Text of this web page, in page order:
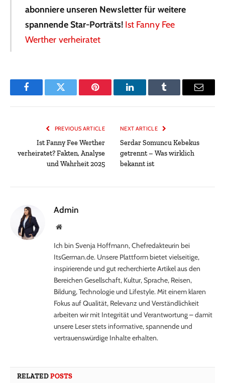
abonniere unseren Newsletter für weitere
spannende Star-Porträts! Ist Fanny Fee
Werther verheiratet
FacebookTwitter Pinterest LinkedInTumblr Email
PREVIOUS ARTICLE
Ist Fanny Fee Werther
verheiratet? Fakten, Analyse
und Wahrheit 2025
NEXT ARTICLE
Serdar Somuncu Kebekus
getrennt – Was wirklich
bekannt ist
Admin
Website
Ich bin Svenja Hoffmann, Chefredakteurin bei
ItsGerman.de. Unsere Plattform bietet vielseitige,
inspirierende und gut recherchierte Artikel aus den
Bereichen Gesellschaft, Kultur, Sprache, Reisen,
Bildung, Technologie und Lifestyle. Mit einem klaren
Fokus auf Qualität, Relevanz und Verständlichkeit
arbeiten wir mit Integrität und Verantwortung – damit
unsere Leser stets informative, spannende und
vertrauenswürdige Inhalte erhalten.
RELATEDPOSTS